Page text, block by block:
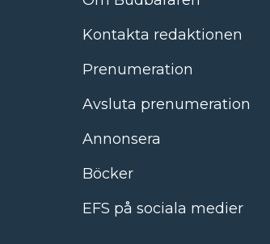
Kontakta redaktionen
Prenumeration
Avsluta prenumeration
Annonsera
Böcker
EFS på sociala medier